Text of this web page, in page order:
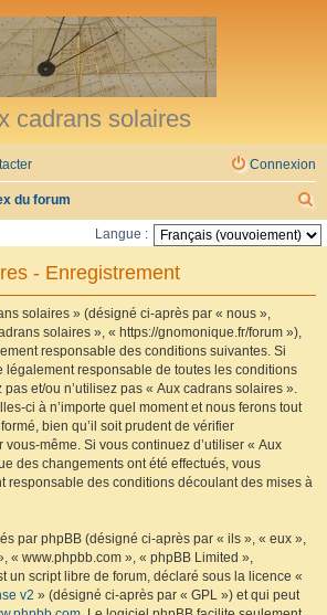
cadrans solaires
Connexion
du forum
e
Langue :
- Enregistrement
solaires » (désigné ci-après par « nous »,
solaires », « https://gnomonique.fr/forum »),
responsable des conditions suivantes. Si
légalement responsable de toutes les conditions
pas et/ou n’utilisez pas « Aux cadrans solaires ».
ci à n’importe quel moment et nous ferons tout
bien qu’il soit prudent de vérifier
même. Si vous continuez d’utiliser « Aux
des changements ont été effectués, vous
responsable des conditions découlant des mises à
par phpBB (désigné ci-après par « ils », « eux »,
« www.phpbb.com », « phpBB Limited »,
un script libre de forum, déclaré sous la licence «
v2 » (désigné ci-après par « GPL ») et qui peut